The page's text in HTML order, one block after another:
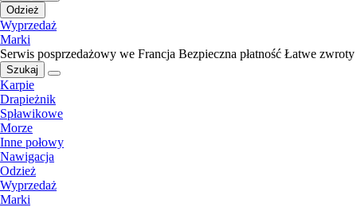
Odzież
Wyprzedaż
Marki
Serwis posprzedażowy we Francja Bezpieczna płatność Łatwe zwroty
Szukaj
Karpie
Drapieżnik
Spławikowe
Morze
Inne połowy
Nawigacja
Odzież
Wyprzedaż
Marki